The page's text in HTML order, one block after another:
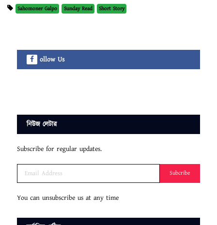
Sahomoner Galpo Sunday Read Short Story
ollow Us
নিউজ লেটার
Subscribe for regular updates.
Subcribe
You can unsubscribe us at any time